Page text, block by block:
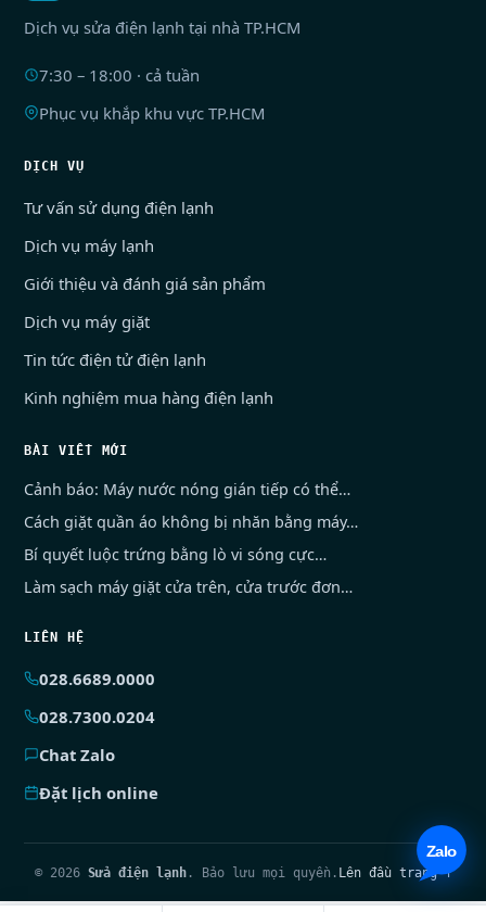
Dịch vụ sửa điện lạnh tại nhà TP.HCM
7:30 – 18:00 · cả tuần
Phục vụ khắp khu vực TP.HCM
DỊCH VỤ
Tư vấn sử dụng điện lạnh
Dịch vụ máy lạnh
Giới thiệu và đánh giá sản phẩm
Dịch vụ máy giặt
Tin tức điện tử điện lạnh
Kinh nghiệm mua hàng điện lạnh
BÀI VIẾT MỚI
Cảnh báo: Máy nước nóng gián tiếp có thể…
Cách giặt quần áo không bị nhăn bằng máy…
Bí quyết luộc trứng bằng lò vi sóng cực…
Làm sạch máy giặt cửa trên, cửa trước đơn…
LIÊN HỆ
028.6689.0000
028.7300.0204
Chat Zalo
Đặt lịch online
© 2026 Sửa điện lạnh. Bảo lưu mọi quyền. Lên đầu trang ↑